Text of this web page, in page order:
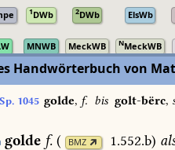
1DWb 2DWb ElsWb
MNWB MeckWB NMeckWB
Handwörterbuch von
1045 golde, f. bis golt-bërc,
golde f. ( BMZ 1.552.b)